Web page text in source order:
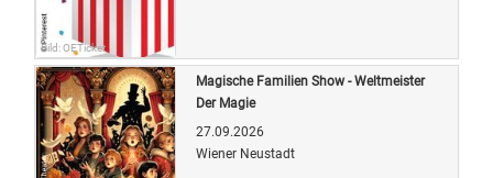
Bild: OETicket
Magische Familien Show - Weltmeister
Der Magie
27.09.2026
Wiener Neustadt